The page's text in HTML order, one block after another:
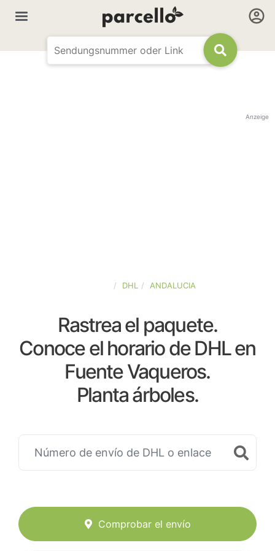
Anzeige
DHL ANDALUCIA
Rastrea el paquete.
Conoce el horario de DHL en
Fuente Vaqueros.
Planta árboles.
Comprobar el envío